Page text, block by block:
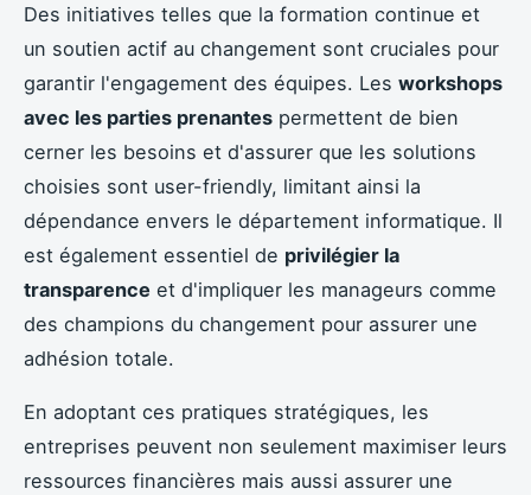
Des initiatives telles que la formation continue et
un soutien actif au changement sont cruciales pour
garantir l'engagement des équipes. Les workshops
avec les parties prenantes permettent de bien
cerner les besoins et d'assurer que les solutions
choisies sont user-friendly, limitant ainsi la
dépendance envers le département informatique. Il
est également essentiel de privilégier la
transparence et d'impliquer les manageurs comme
des champions du changement pour assurer une
adhésion totale.
En adoptant ces pratiques stratégiques, les
entreprises peuvent non seulement maximiser leurs
ressources financières mais aussi assurer une